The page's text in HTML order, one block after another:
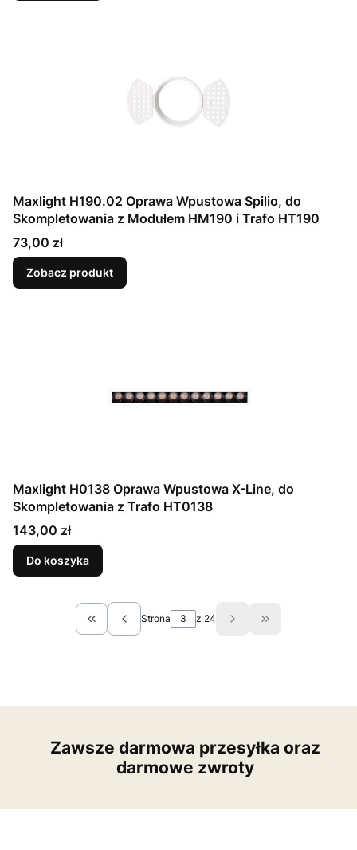
Maxlight H190.02 Oprawa Wpustowa Spilio, do
Skompletowania z Modułem HM190 i Trafo HT190
Cena
73,00 zł
Zobacz produkt
Maxlight H0138 Oprawa Wpustowa X-Line, do
Skompletowania z Trafo HT0138
Cena
143,00 zł
Do koszyka
Wróć do pierwszej strony z produktami
Strona z 24 Przejdź do
Zawsze darmowa przesyłka oraz
darmowe zwroty